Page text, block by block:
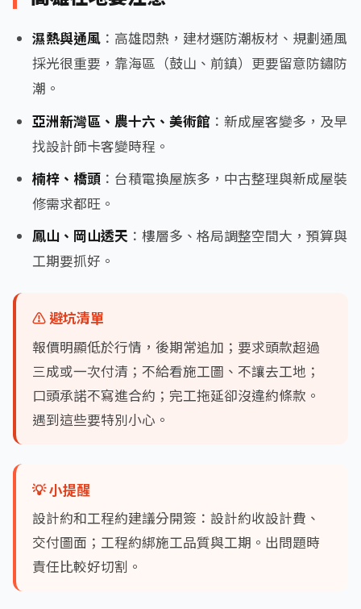
濕熱與通風：高雄悶熱，建材選防潮板材、規劃通風
採光很重要，靠海區（鼓山、前鎮）更要留意防鏽防
潮。
亞洲新灣區、農十六、美術館 ：新成屋客變多，及早
找設計師卡客變時程。
楠梓、橋頭：台積電換屋族多，中古整理與新成屋裝
修需求都旺。
鳳山、岡山透天：樓層多、格局調整空間大，預算與
工期要抓好。
⚠️ 避坑清單
報價明顯低於行情，後期常追加；要求頭款超過
三成或一次付清；不給看施工圖、不讓去工地；
口頭承諾不寫進合約；完工拖延卻沒違約條款。
遇到這些要特別小心。
💡 小提醒
設計約和工程約建議分開簽：設計約收設計費、
交付圖面；工程約綁施工品質與工期。出問題時
責任比較好切割。